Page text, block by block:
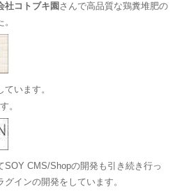
社コトブキ園 さんで高品質な鶏糞堆肥の
います。
。
SOY CMS/Shopの開発も引き続き行っ
インの開発をしています。